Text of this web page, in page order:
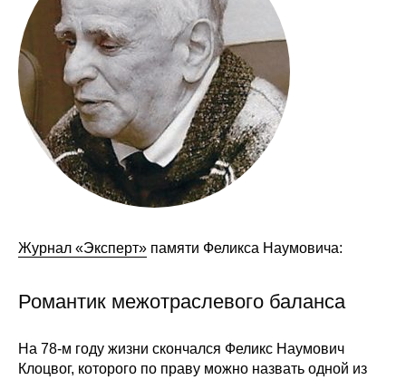
Администрация
Сотрудники
Отчетность
Противодействие коррупции
Материалы для СМИ
Проблемы прогнозирования
Журнал «Эксперт» памяти Феликса Наумовича:
Романтик межотраслевого баланса
На 78-м году жизни скончался Феликс Наумович
Клоцвог, которого по праву можно назвать одной из